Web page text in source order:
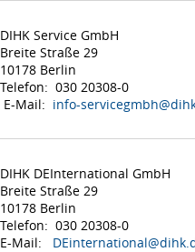
DIHK Service GmbH
Breite Straße 29
10178 Berlin
Telefon: 030 20308-0
E-Mail: info-
DIHK DEInternational GmbH
Breite Straße 29
10178 Berlin
Telefon: 030 20308-0
E-Mail: